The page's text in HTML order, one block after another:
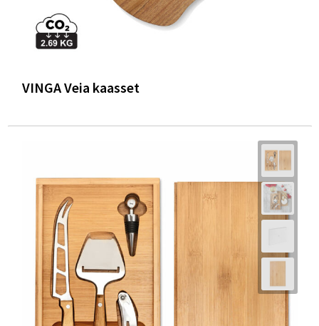
VINGA Veia kaasset